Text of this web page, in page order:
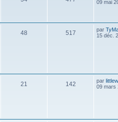
09 mai
48 517 par
15 déc.
21 142 par
09 mars